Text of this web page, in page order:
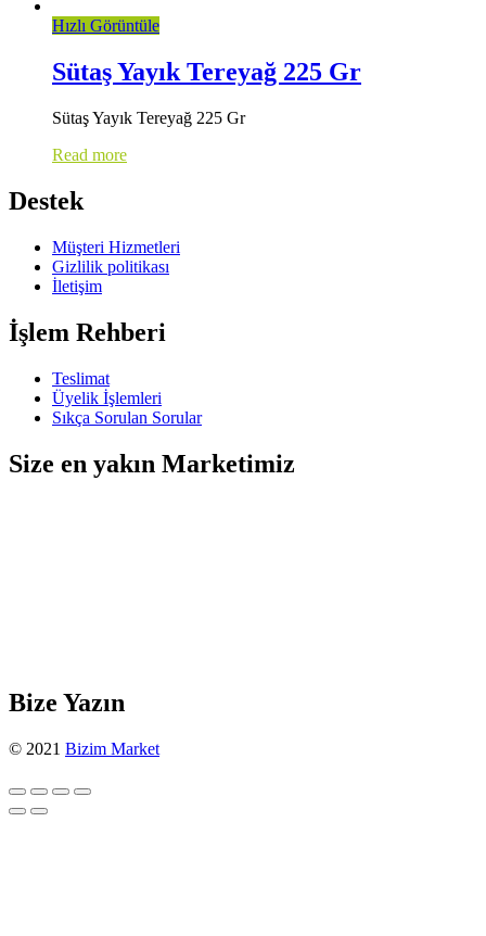
Hızlı Görüntüle
Sütaş Yayık Tereyağ 225 Gr
Sütaş Yayık Tereyağ 225 Gr
Read more
Destek
Müşteri Hizmetleri
Gizlilik politikası
İletişim
İşlem Rehberi
Teslimat
Üyelik İşlemleri
Sıkça Sorulan Sorular
Size en yakın Marketimiz
Bize Yazın
© 2021 Bizim Market